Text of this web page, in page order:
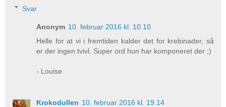
Svar
Anonym 10. februar 2016 kl. 10.10
Helle for at vi i fremtiden kalder det for krebinader, så
er der ingen tvivl. Super ord hun har komponeret der ;)
- Louise
Krokodullen 10. februar 2016 kl. 19.14